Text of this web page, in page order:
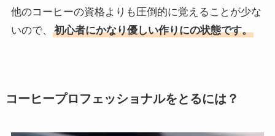
他のコーヒーの資格よりも圧倒的に覚えることが少な
いので、
初心者にかなり優しい作りにの状態です。
コーヒープロフェッショナルをとるには？